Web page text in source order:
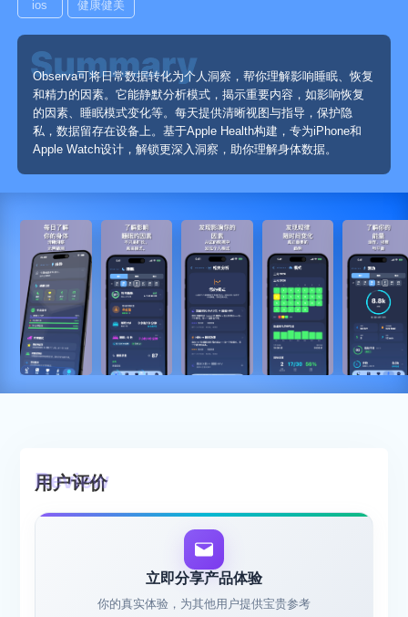
ios 健康健美
Observa可将日常数据转化为个人洞察，帮你理解影响睡眠、恢复
和精力的因素。它能静默分析模式，揭示重要内容，如影响恢复
的因素、睡眠模式变化等。每天提供清晰视图与指导，保护隐
私，数据留存在设备上。基于Apple Health构建，专为iPhone和
Apple Watch设计，解锁更深入洞察，助你理解身体数据。
用户评价
立即分享产品体验
你的真实体验，为其他用户提供宝贵参考